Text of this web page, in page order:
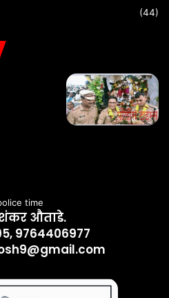
(44)
औताडे.
9764406977